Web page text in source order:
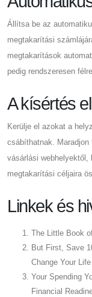
Állítsa be az
megtakarítási
megtakarítások
pedig rendszeresen
A kísértés
Kerülje el azokat a
csábíthatnak.
vásárlási
megtakarítási céljaira
Linkek és
The Little Book
But First, Save
Change Your Life
Your Spending
Financial